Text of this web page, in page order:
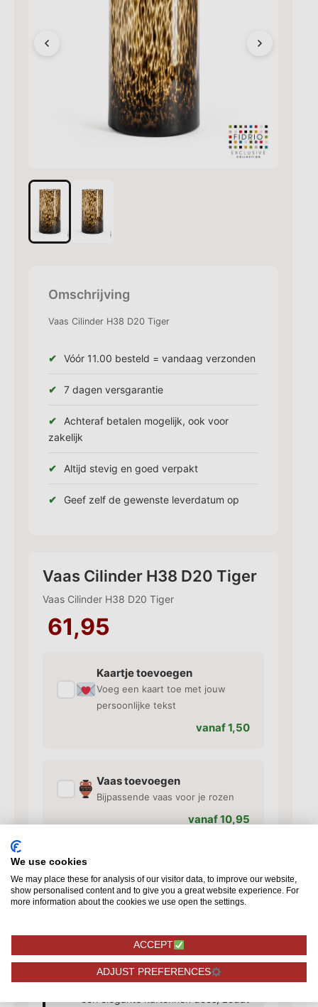
Omschrijving
Vaas Cilinder H38 D20 Tiger
Vóór 11.00 besteld = vandaag verzonden
7 dagen versgarantie
Achteraf betalen mogelijk, ook voor
zakelijk
Altijd stevig en goed verpakt
Geef zelf de gewenste leverdatum op
Vaas Cilinder H38 D20 Tiger
Vaas Cilinder H38 D20 Tiger
61,95
Kaartje toevoegen
Voeg een kaart toe met jouw
persoonlijke tekst
vanaf 1,50
Vaas toevoegen
Bijpassende vaas voor je rozen
vanaf 10,95
✓
Extra toevoegingen
Chocolade, bonbons en meer
vanaf 4,95
Onze rozenboeketten worden
professioneel en stevig verpakt in
We use cookies
We may place these for analysis of our visitor data, to improve our website,
show personalised content and to give you a great website experience. For
more information about the cookies we use open the settings.
ACCEPT
ADJUST PREFERENCES